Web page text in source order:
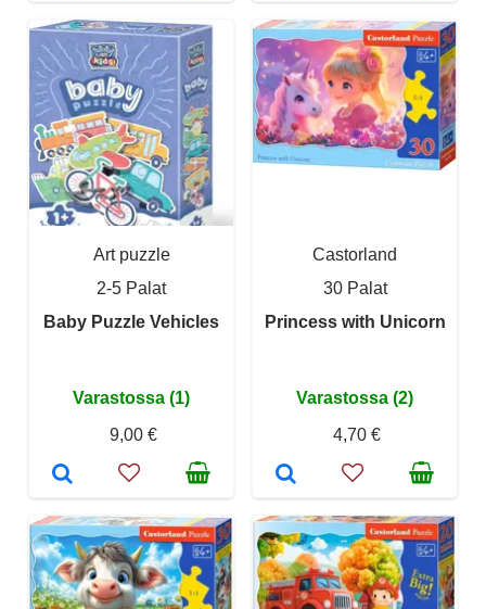
Art puzzle
2-5 Palat
Baby Puzzle Vehicles
Varastossa (1)
9,00 €
Castorland
30 Palat
Princess with Unicorn
Varastossa (2)
4,70 €